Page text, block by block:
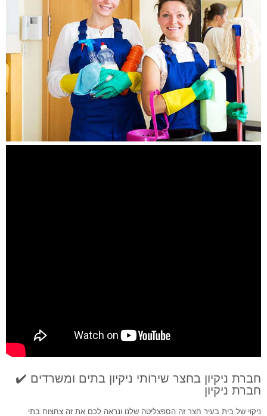
חברת ניקיון בחצר שירותי ניקיון בתים ומשרדים ✔️
חברת ניקיון
ניקוי של בית בעיר חצר זה הספצליטה שלנו ונראה לכם את זה צחצוח בתי